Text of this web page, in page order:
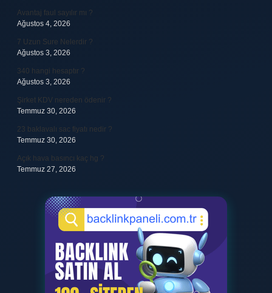
Avantaj faul sayılır mı ?
Ağustos 4, 2026
7 Uzun Sure Nelerdir ?
Ağustos 3, 2026
340 hangi hesaptır ?
Ağustos 3, 2026
Şirket KDV nereden ödenir ?
Temmuz 30, 2026
23 baklavalı sac fiyatı nedir ?
Temmuz 30, 2026
Açık hava basıncı kaç hg ?
Temmuz 27, 2026